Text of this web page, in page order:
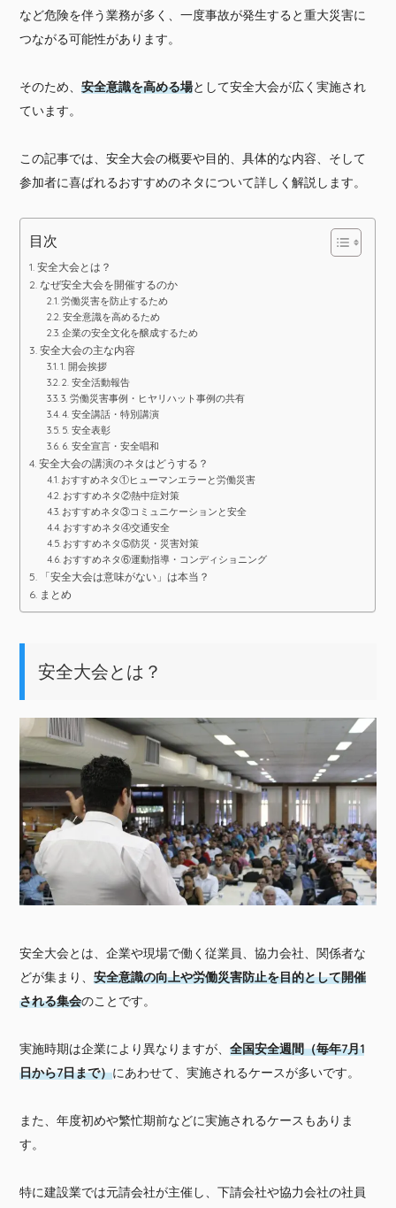
など危険を伴う業務が多く、一度事故が発生すると重大災害に
つながる可能性があります。
そのため、安全意識を高める場として安全大会が広く実施され
ています。
この記事では、安全大会の概要や目的、具体的な内容、そして
参加者に喜ばれるおすすめのネタについて詳しく解説します。
目次
安全大会とは？
なぜ安全大会を開催するのか
労働災害を防止するため
安全意識を高めるため
企業の安全文化を醸成するため
安全大会の主な内容
1. 開会挨拶
2. 安全活動報告
3. 労働災害事例・ヒヤリハット事例の共有
4. 安全講話・特別講演
5. 安全表彰
6. 安全宣言・安全唱和
安全大会の講演のネタはどうする？
おすすめネタ①ヒューマンエラーと労働災害
おすすめネタ②熱中症対策
おすすめネタ③コミュニケーションと安全
おすすめネタ④交通安全
おすすめネタ⑤防災・災害対策
おすすめネタ⑥運動指導・コンディショニング
「安全大会は意味がない」は本当？
まとめ
安全大会とは？
安全大会とは、企業や現場で働く従業員、協力会社、関係者な
どが集まり、安全意識の向上や労働災害防止を目的として開催
される集会のことです。
実施時期は企業により異なりますが、全国安全週間（毎年7月1
日から7日まで）にあわせて、実施されるケースが多いです。
また、年度初めや繁忙期前などに実施されるケースもありま
す。
特に建設業では元請会社が主催し、下請会社や協力会社の社員